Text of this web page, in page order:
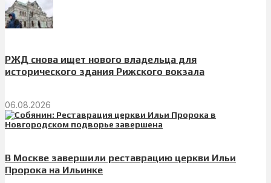
РЖД снова ищет нового владельца для
исторического здания Рижского вокзала
06.08.2026
В Москве завершили реставрацию церкви Ильи
Пророка на Ильинке